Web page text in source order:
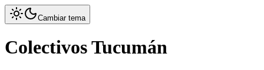
Cambiar tema
Colectivos Tucumán